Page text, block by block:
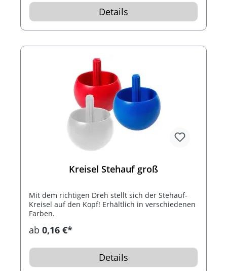
Details
Kreisel Stehauf groß
Mit dem richtigen Dreh stellt sich der Stehauf-
Kreisel auf den Kopf! Erhältlich in verschiedenen
Farben.
ab 0,16 €*
Details